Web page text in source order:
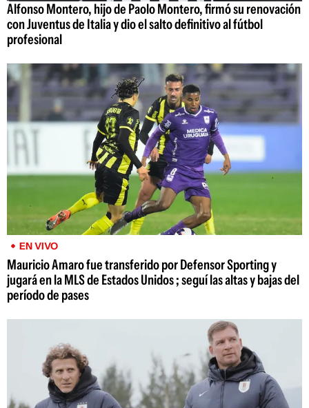
Alfonso Montero, hijo de Paolo Montero, firmó su renovación
con Juventus de Italia y dio el salto definitivo al fútbol
profesional
EN VIVO
Mauricio Amaro fue transferido por Defensor Sporting y
jugará en la MLS de Estados Unidos ; seguí las altas y bajas del
período de pases